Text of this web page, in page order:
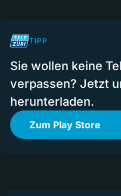
TIPP
Sie wollen keine
verpassen? Jetzt
herunterladen.
Zum Play Store